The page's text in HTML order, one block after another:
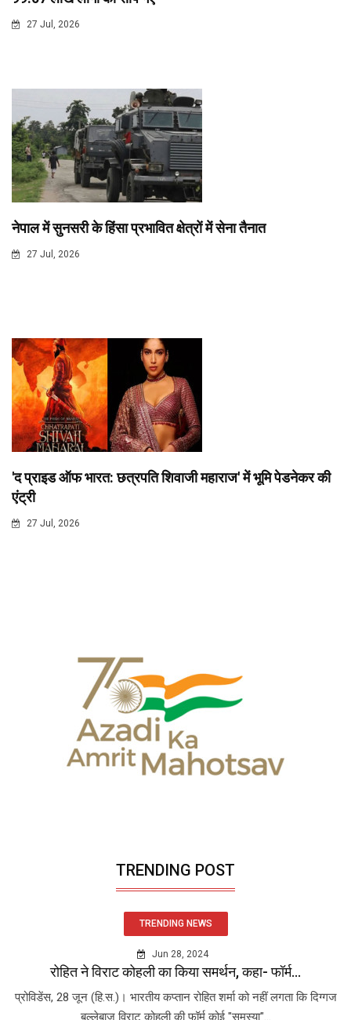
27 Jul, 2026
नेपाल में सुनसरी के हिंसा प्रभावित क्षेत्रों में सेना तैनात
27 Jul, 2026
'द प्राइड ऑफ भारत: छत्रपति शिवाजी महाराज' में भूमि पेडनेकर की
एंट्री
27 Jul, 2026
TRENDING POST
TRENDING NEWS
Jun 28, 2024
रोहित ने विराट कोहली का किया समर्थन, कहा- फॉर्म...
प्रोविडेंस, 28 जून (हि.स.)। भारतीय कप्तान रोहित शर्मा को नहीं लगता कि दिग्गज
बल्लेबाज विराट कोहली की फॉर्म कोई "समस्या"...